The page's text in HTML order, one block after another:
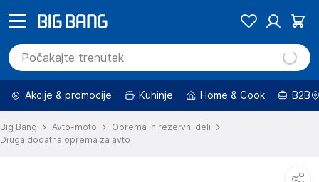
Akcije & promocije Kuhinje Home & Cook B2B
Big Bang Avto-moto
Oprema in rezervni deli
Druga dodatna oprema za avto